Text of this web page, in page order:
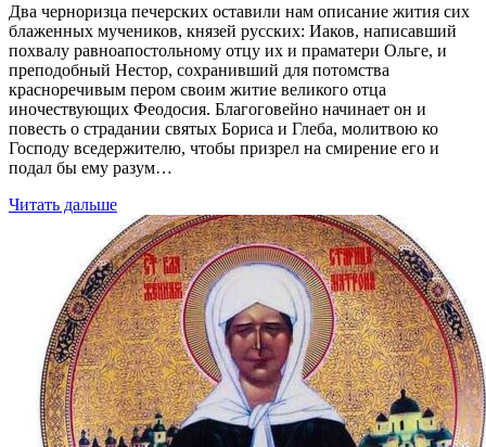
Два черноризца печерских оставили нам описание жития сих
блаженных мучеников, князей русских: Иаков, написавший
похвалу равноапостольному отцу их и праматери Ольге, и
преподобный Нестор, сохранивший для потомства
красноречивым пером своим житие великого отца
иночествующих Феодосия. Благоговейно начинает он и
повесть о страдании святых Бориса и Глеба, молитвою ко
Господу вседержителю, чтобы призрел на смирение его и
подал бы ему разум…
Читать дальше